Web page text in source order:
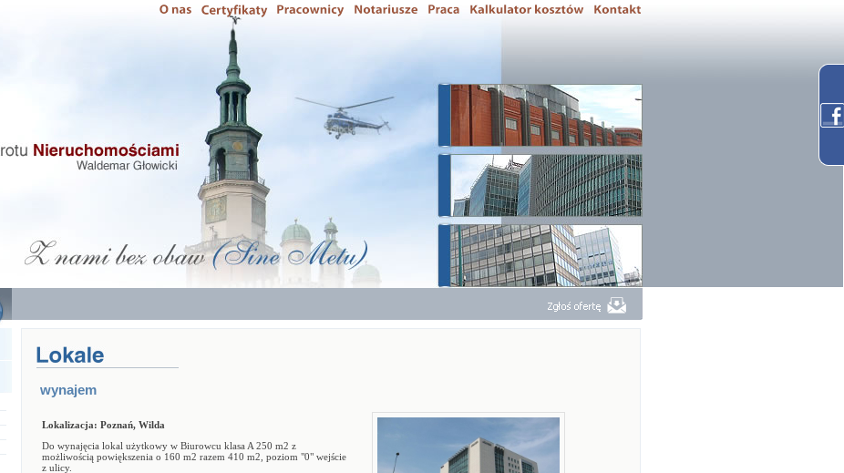
wynajem
Lokalizacja: Poznań, Wilda
Do wynajęcia lokal użytkowy w Biurowcu klasa A 250 m2 z
możliwością powiększenia o 160 m2 razem 410 m2, poziom "0" wejście
z ulicy.